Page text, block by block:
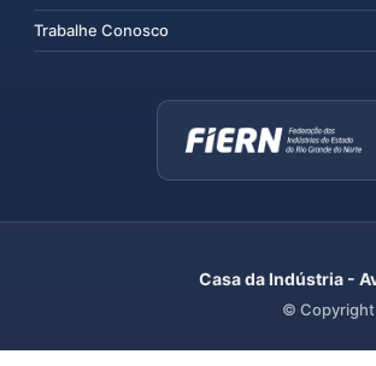
Trabalhe Conosco
Casa da Indústria -
© Copyright